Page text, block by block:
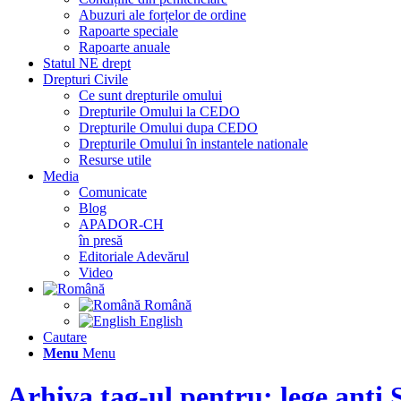
Abuzuri ale forțelor de ordine
Rapoarte speciale
Rapoarte anuale
Statul NE drept
Drepturi Civile
Ce sunt drepturile omului
Drepturile Omului la CEDO
Drepturile Omului dupa CEDO
Drepturile Omului în instantele nationale
Resurse utile
Media
Comunicate
Blog
APADOR-CH
în presă
Editoriale Adevărul
Video
Română
English
Cautare
Menu Menu